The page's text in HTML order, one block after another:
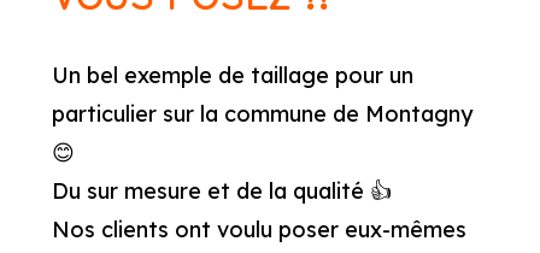
Un bel exemple de taillage pour un
particulier sur la commune de Montagny
😊
Du sur mesure et de la qualité 👍
Nos clients ont voulu poser eux-mêmes